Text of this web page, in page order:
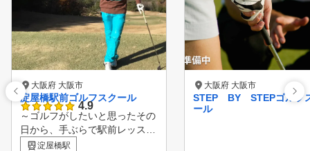
大阪府 大阪市
淀屋橋駅前ゴルフスクール
4.9
～ゴルフがしたいと思ったその
日から、手ぶらで駅前レッスン
～ 安心の定額料金でレッスン
淀屋橋駅
大阪府 大阪市
STEP BY STEPゴルフ
ール